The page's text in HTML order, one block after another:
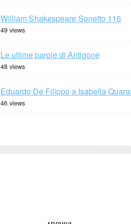
William Shakespeare Sonetto 116
49 views
Le ultime parole di Antigone
48 views
Eduardo De Filippo a Isabella
46 views